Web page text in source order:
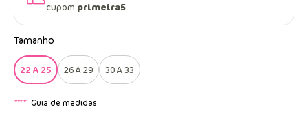
cupom primeira5
Tamanho
22 A 25 26 A 29 30 A 33